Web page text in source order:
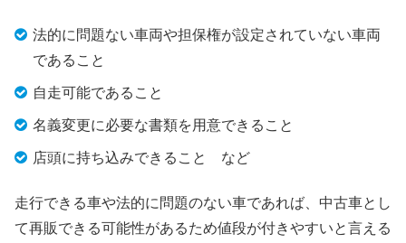
法的に問題ない車両や担保権が設定されていない車両
であること
自走可能であること
名義変更に必要な書類を用意できること
店頭に持ち込みできること など
走行できる車や法的に問題のない車であれば、中古車とし
て再販できる可能性があるため値段が付きやすいと言える